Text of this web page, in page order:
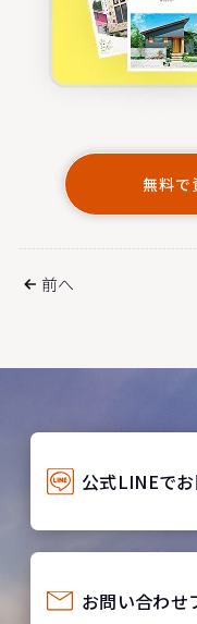
無料で
前へ
公式LINEで
お問い合わせ